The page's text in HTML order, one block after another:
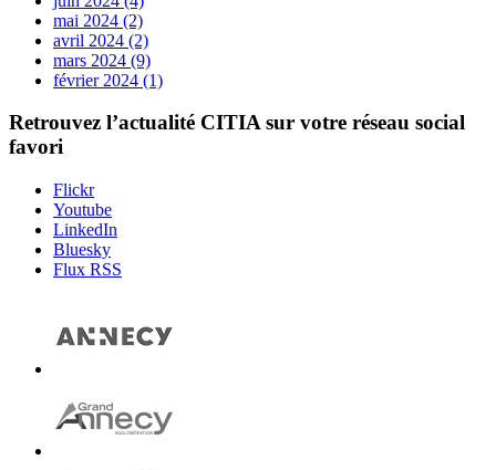
mai 2024 (2)
avril 2024 (2)
mars 2024 (9)
février 2024 (1)
Retrouvez l’actualité CITIAsur votre réseau social
favori
Flickr
Youtube
LinkedIn
Bluesky
Flux RSS